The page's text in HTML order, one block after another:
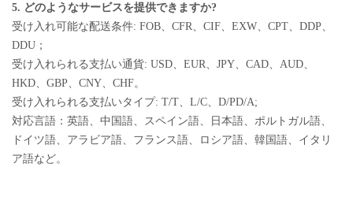
5. どのようなサービスを提供できますか?
受け入れ可能な配送条件: FOB、CFR、CIF、EXW、CPT、DDP、
DDU；
受け入れられる支払い通貨: USD、EUR、JPY、CAD、AUD、
HKD、GBP、CNY、CHF。
受け入れられる支払いタイプ: T/T、L/C、D/PD/A;
対応言語：英語、中国語、スペイン語、日本語、ポルトガル語、
ドイツ語、アラビア語、フランス語、ロシア語、韓国語、イタリ
ア語など。